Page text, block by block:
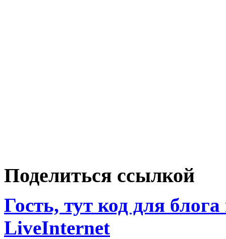
Поделиться ссылкой
Гость, тут код для
LiveInternet